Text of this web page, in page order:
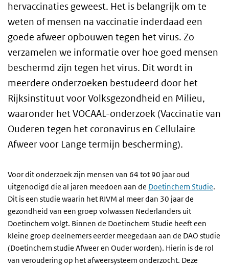
hervaccinaties geweest. Het is belangrijk om te
weten of mensen na vaccinatie inderdaad een
goede afweer opbouwen tegen het virus. Zo
verzamelen we informatie over hoe goed mensen
beschermd zijn tegen het virus. Dit wordt in
meerdere onderzoeken bestudeerd door het
Rijksinstituut voor Volksgezondheid en Milieu,
waaronder het VOCAAL-onderzoek (Vaccinatie van
Ouderen tegen het coronavirus en Cellulaire
Afweer voor Lange termijn bescherming).
Voor dit onderzoek zijn mensen van 64 tot 90 jaar oud
uitgenodigd die al jaren meedoen aan de Doetinchem Studie.
Dit is een studie waarin het RIVM al meer dan 30 jaar de
gezondheid van een groep volwassen Nederlanders uit
Doetinchem volgt. Binnen de Doetinchem Studie heeft een
kleine groep deelnemers eerder meegedaan aan de DAO studie
(Doetinchem studie Afweer en Ouder worden). Hierin is de rol
van veroudering op het afweersysteem onderzocht. Deze